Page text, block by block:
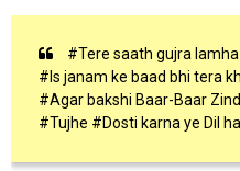
#Tere saath gujra
#Is janam ke baad bhi tera
#Agar bakshi Baar-Baar
#Tujhe #Dosti karna ye Dil